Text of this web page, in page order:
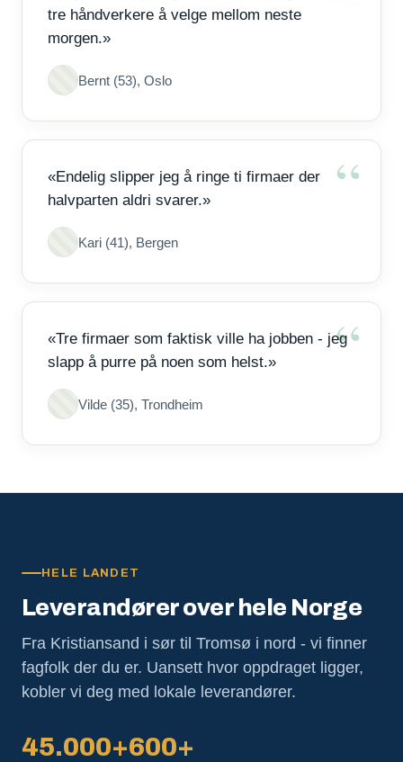
tre håndverkere å velge mellom neste
morgen.»
Bernt (53), Oslo
«Endelig slipper jeg å ringe ti firmaer der
halvparten aldri svarer.»
Kari (41), Bergen
«Tre firmaer som faktisk ville ha jobben - jeg
slapp å purre på noen som helst.»
Vilde (35), Trondheim
HELE LANDET
Leverandører over hele Norge
Fra Kristiansand i sør til Tromsø i nord - vi finner
fagfolk der du er. Uansett hvor oppdraget ligger,
kobler vi deg med lokale leverandører.
45.000+600+